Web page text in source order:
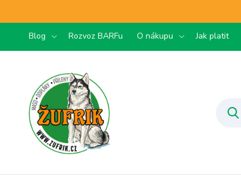
Blog Rozvoz BARFu O nákupu Jak platit